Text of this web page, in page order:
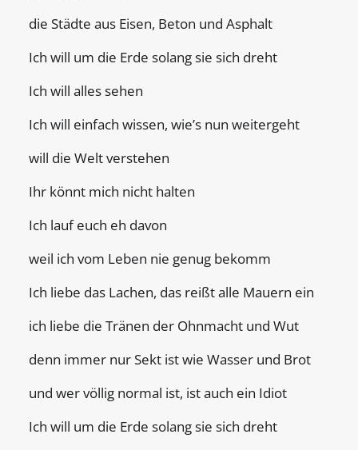
die Städte aus Eisen, Beton und Asphalt
Ich will um die Erde solang sie sich dreht
Ich will alles sehen
Ich will einfach wissen, wie’s nun weitergeht
will die Welt verstehen
Ihr könnt mich nicht halten
Ich lauf euch eh davon
weil ich vom Leben nie genug bekomm
Ich liebe das Lachen, das reißt alle Mauern ein
ich liebe die Tränen der Ohnmacht und Wut
denn immer nur Sekt ist wie Wasser und Brot
und wer völlig normal ist, ist auch ein Idiot
Ich will um die Erde solang sie sich dreht